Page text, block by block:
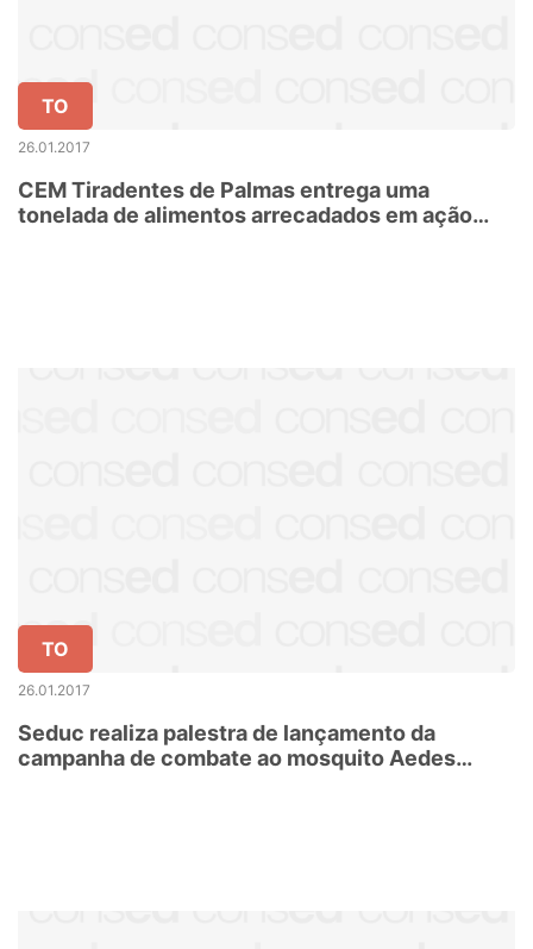
TO
26.01.2017
CEM Tiradentes de Palmas entrega uma
tonelada de alimentos arrecadados em ação
TO
26.01.2017
Seduc realiza palestra de lançamento da
campanha de combate ao mosquito Aedes